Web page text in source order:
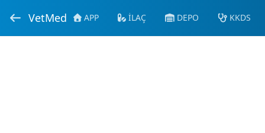
VetMed APP İLAÇ DEPO KKDS